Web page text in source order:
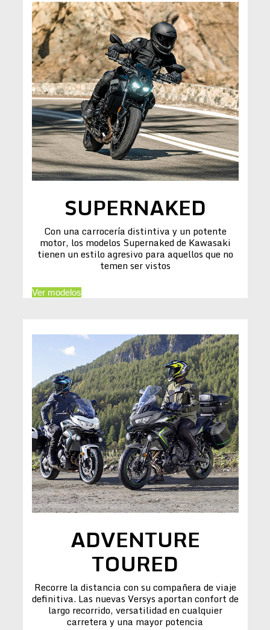
SUPERNAKED
Con una carrocería distintiva y un potente
motor, los modelos Supernaked de Kawasaki
tienen un estilo agresivo para aquellos que no
temen ser vistos
Ver modelos
ADVENTURE
TOURED
Recorre la distancia con su compañera de viaje
definitiva. Las nuevas Versys aportan confort de
largo recorrido, versatilidad en cualquier
carretera y una mayor potencia